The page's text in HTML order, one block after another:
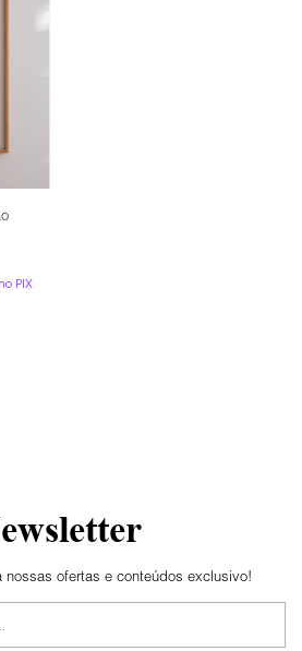
nossas ofertas e conteúdos exclusivo!